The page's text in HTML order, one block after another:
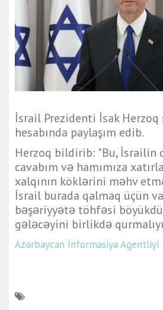
İsrail Prezidenti İsak
hesabında paylaşım edib.
Herzoq bildirib: "Bu, İsrailin
cavabım və hamımıza
xalqının köklərini məhv
İsrail burada qalmaq üçün
bəşəriyyətə töhfəsi
gələcəyini birlikdə
Azərbaycan İnformasiya Agentliyi